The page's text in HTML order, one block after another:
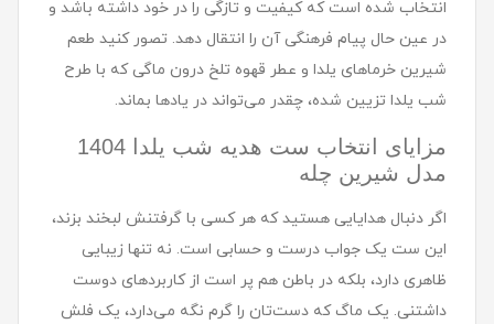
انتخاب شده است که کیفیت و تازگی را در خود داشته باشد و
در عین حال پیام فرهنگی آن را انتقال دهد. تصور کنید طعم
شیرین خرماهای یلدا و عطر قهوه تلخ درون ماگی که با طرح
شب یلدا تزیین شده، چقدر می‌تواند در یادها بماند.
مزایای انتخاب ست هديه شب یلدا 1404
مدل شيرين چله
اگر دنبال هدایایی هستید که هر کسی با گرفتنش لبخند بزند،
این ست یک جواب درست و حسابی است. نه تنها زیبایی
ظاهری دارد، بلکه در باطن هم پر است از کاربردهای دوست
داشتنی. یک ماگ که دست‌تان را گرم نگه می‌دارد، یک فلش